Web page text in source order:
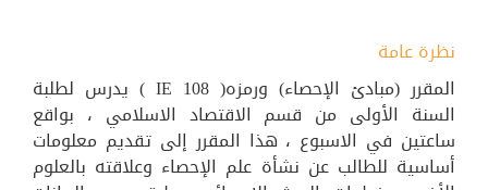
نظرة عامة
المقرر (مبادئ الإحصاء) ورمزه( IE 108 ) يدرس لطلبة
السنة الأولى من قسم الاقتصاد الاسلامي ، بواقع
ساعتين في الاسبوع ، هذا المقرر إلى تقديم معلومات
أساسية للطالب عن نشأة علم الإحصاء وعلاقته بالعلوم